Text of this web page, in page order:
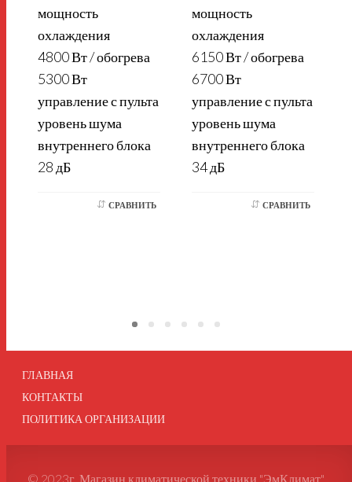
мощность
охлаждения
4800 Вт / обогрева
5300 Вт
управление с пульта
уровень шума
внутреннего блока
28 дБ
СРАВНИТЬ
мощность
охлаждения
6150 Вт / обогрева
6700 Вт
управление с пульта
уровень шума
внутреннего блока
34 дБ
СРАВНИТЬ
ГЛАВНАЯ
КОНТАКТЫ
ПОЛИТИКА ОРГАНИЗАЦИИ
© 2023г. Магазин климатической техники "ЭмКлимат"